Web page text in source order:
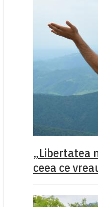
„Libertatea
ceea ce